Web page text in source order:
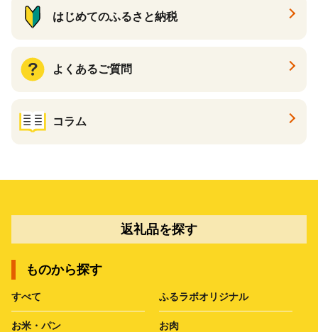
はじめてのふるさと納税
よくあるご質問
コラム
返礼品を探す
ものから探す
すべて ふるラボオリジナル
お米・パン お肉